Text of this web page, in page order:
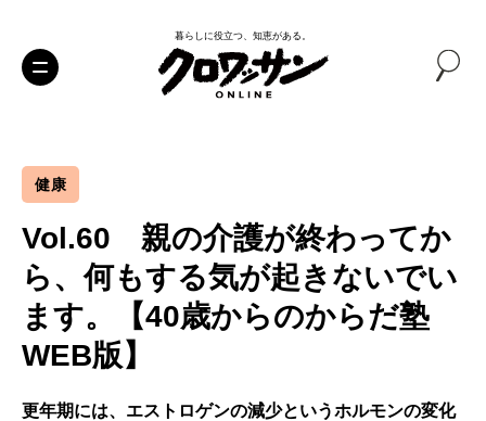
暮らしに役立つ、知恵がある。
健康
Vol.60 親の介護が終わってか
ら、何もする気が起きないでい
ます。【40歳からのからだ塾
WEB版】
更年期には、エストロゲンの減少というホルモンの変化